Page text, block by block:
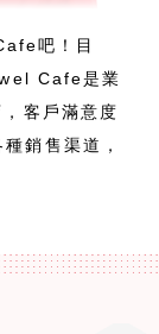
吧！目
Cafe是業
客戶滿意度
銷售渠道，